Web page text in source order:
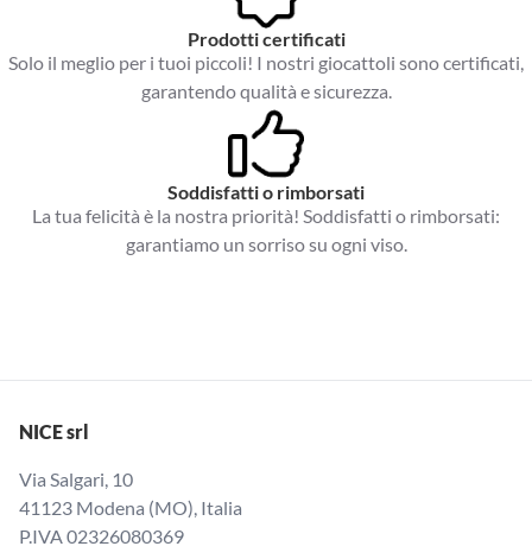
Prodotti certificati
Solo il meglio per i tuoi piccoli! I nostri giocattoli sono certificati,
garantendo qualità e sicurezza.
Soddisfatti o rimborsati
La tua felicità è la nostra priorità! Soddisfatti o rimborsati:
garantiamo un sorriso su ogni viso.
NICE srl
Via Salgari, 10
41123 Modena (MO), Italia
P.IVA 02326080369